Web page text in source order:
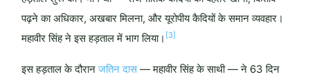
पढ़ने का अधिकार, अखबार मिलना, और यूरोपीय कैदियों के समान व्यवहार।
महावीर सिंह ने इस हड़ताल में भाग लिया। [3]
इस हड़ताल के दौरानजतिन दास— महावीर सिंह के साथी — ने 63 दिन